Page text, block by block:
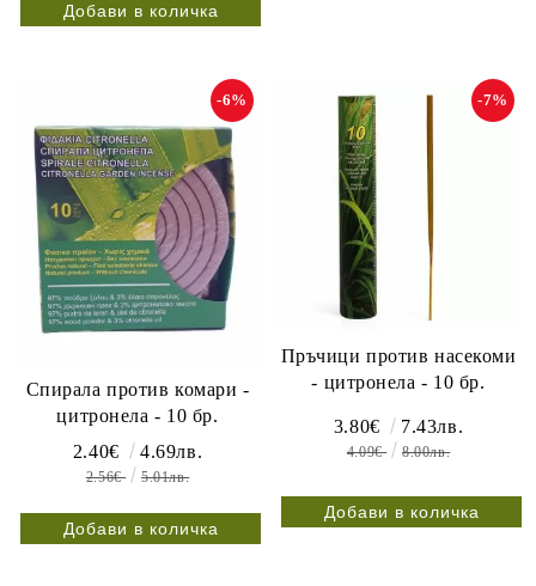
Спирала против комари -
цитронела - 10 бр.
-6%
2.40€ 4.69лв.
2.56€ 5.01лв.
Пръчици против насекоми
- цитронела - 10 бр.
-7%
3.80€ 7.43лв.
4.09€ 8.00лв.